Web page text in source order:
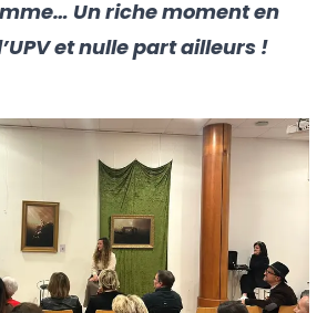
Un riche moment en
et nulle part ailleurs !